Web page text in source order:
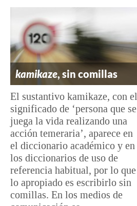
kamikaze, sin comillas
El sustantivo kamikaze, con el
significado de ‘persona que se
juega la vida realizando una
acción temeraria’, aparece en
el diccionario académico y en
los diccionarios de uso de
referencia habitual, por lo que
lo apropiado es escribirlo sin
comillas. En los medios de